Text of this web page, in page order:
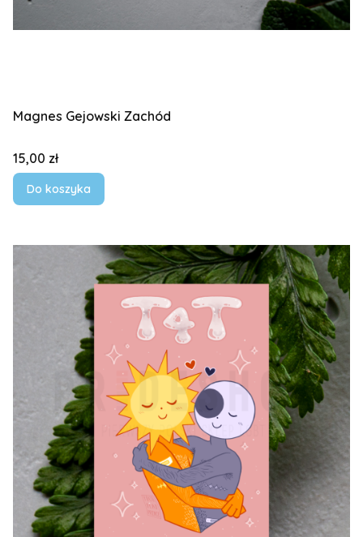
Magnes Gejowski Zachód
Cena
15,00 zł
Do koszyka